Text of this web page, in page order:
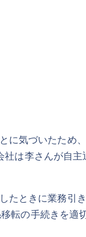
気づいたため
は李さんが自
ときに業務引
転の手続きを